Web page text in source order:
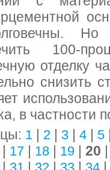
Но
100-
отделку
снизить
в частности
1 | 2 | 3 | 4 | 5
| 17 | 18 | 19 | 20